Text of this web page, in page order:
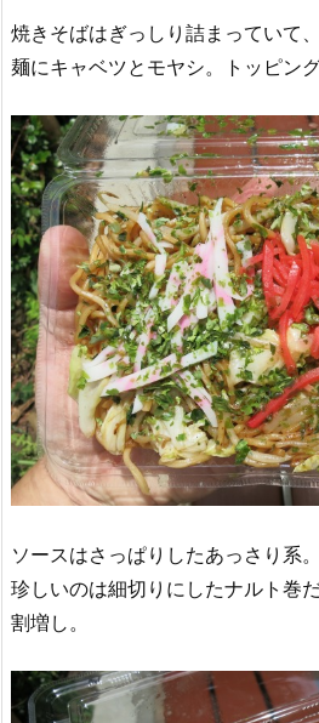
焼きそばはぎっしり詰まっていて
麺にキャベツとモヤシ。トッピン
ソースはさっぱりしたあっさり系
珍しいのは細切りにしたナルト巻
割増し。